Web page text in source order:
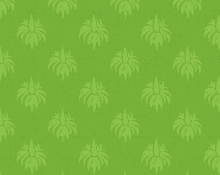
élelmiszerekből
kiőrlésű tészta, a barna
ki a legnagyobb hányadot
mutatja, hogy a
élelmiszerek, a
számára egyaránt. A